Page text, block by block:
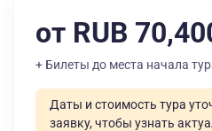
от RUB
+ Билеты до места начала
Даты и стоимость тура
заявку, чтобы узнать